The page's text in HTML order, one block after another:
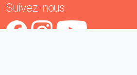
Suivez-nous